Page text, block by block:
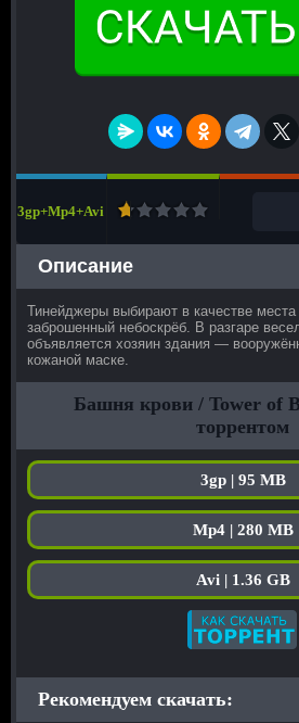
3gp+Mp4+Avi
Описание
Тинейджеры выбирают в качестве
заброшенный небоскрёб. В разгаре
объявляется хозяин здания —
кожаной маске.
Башня крови / Tower of
торрентом
3gp | 95 MB
Mp4 | 280 MB
Avi | 1.36 GB
Рекомендуем скачать: